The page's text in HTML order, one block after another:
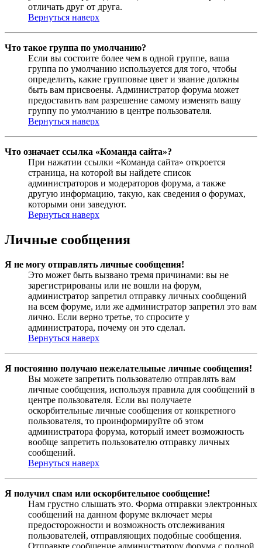
отличать друг от друга.
Вернуться наверх
Что такое группа по умолчанию?
Если вы состоите более чем в одной группе, ваша
группа по умолчанию используется для того, чтобы
определить, какие групповые цвет и звание должны
быть вам присвоены. Администратор форума может
предоставить вам разрешение самому изменять вашу
группу по умолчанию в центре пользователя.
Вернуться наверх
Что означает ссылка «Команда сайта»?
При нажатии ссылки «Команда сайта» откроется
страница, на которой вы найдете список
администраторов и модераторов форума, а также
другую информацию, такую, как сведения о форумах,
которыми они заведуют.
Вернуться наверх
Личные сообщения
Я не могу отправлять личные сообщения!
Это может быть вызвано тремя причинами: вы не
зарегистрированы или не вошли на форум,
администратор запретил отправку личных сообщений
на всем форуме, или же администратор запретил это вам
лично. Если верно третье, то спросите у
администратора, почему он это сделал.
Вернуться наверх
Я постоянно получаю нежелательные личные сообщения!
Вы можете запретить пользователю отправлять вам
личные сообщения, используя правила для сообщений в
центре пользователя. Если вы получаете
оскорбительные личные сообщения от конкретного
пользователя, то проинформируйте об этом
администратора форума, который имеет возможность
вообще запретить пользователю отправку личных
сообщений.
Вернуться наверх
Я получил спам или оскорбительное сообщение!
Нам грустно слышать это. Форма отправки электронных
сообщений на данном форуме включает меры
предосторожности и возможность отслеживания
пользователей, отправляющих подобные сообщения.